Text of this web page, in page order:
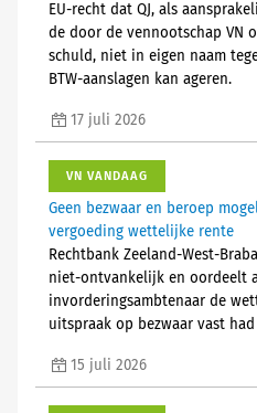
EU-recht dat QJ, als
de door de vennootschap VN
schuld, niet in eigen naam
BTW-aanslagen kan ageren.
17 juli 2026
VN VANDAAG
Geen bezwaar en beroep
vergoeding wettelijke rente
Rechtbank Zeeland-West-
niet-ontvankelijk en oordeelt
invorderingsambtenaar de
uitspraak op bezwaar vast
15 juli 2026